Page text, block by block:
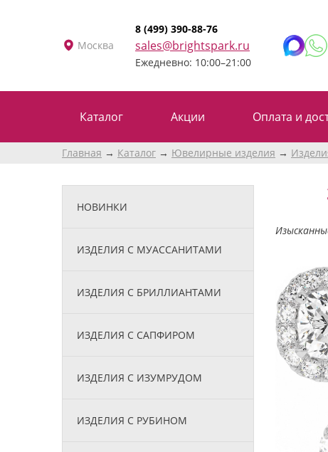
Москва
8 (499) 390-88-76
sales@brightspark.ru
Ежедневно: 10:00–21:00
Каталог Акции Оплата и
Главная Каталог Ювелирные изделия
НОВИНКИ
ИЗДЕЛИЯ С МУАССАНИТАМИ
ИЗДЕЛИЯ С БРИЛЛИАНТАМИ
ИЗДЕЛИЯ С САПФИРОМ
ИЗДЕЛИЯ С ИЗУМРУДОМ
ИЗДЕЛИЯ С РУБИНОМ